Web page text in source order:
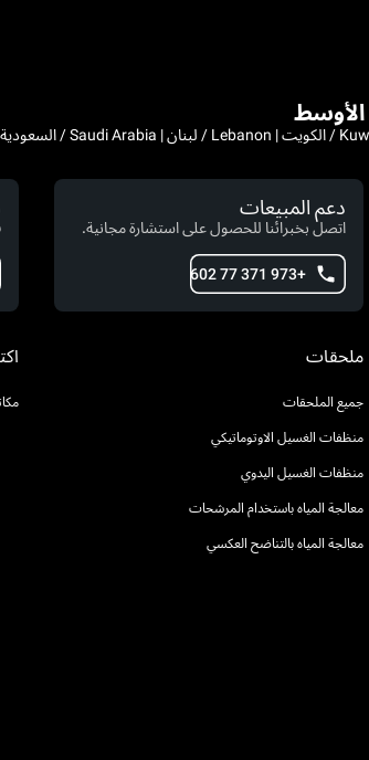
دعم المبيعات
اتصل بخبرائنا للحصول على استشارة مجانية.
+973 371 77 602
ملحقات
جميع الملحقات
منظفات الغسيل الاوتوماتيكي
منظفات الغسيل اليدوي
معالجة المياه باستخدام المرشحات
معالجة المياه بالتناضح العكسي